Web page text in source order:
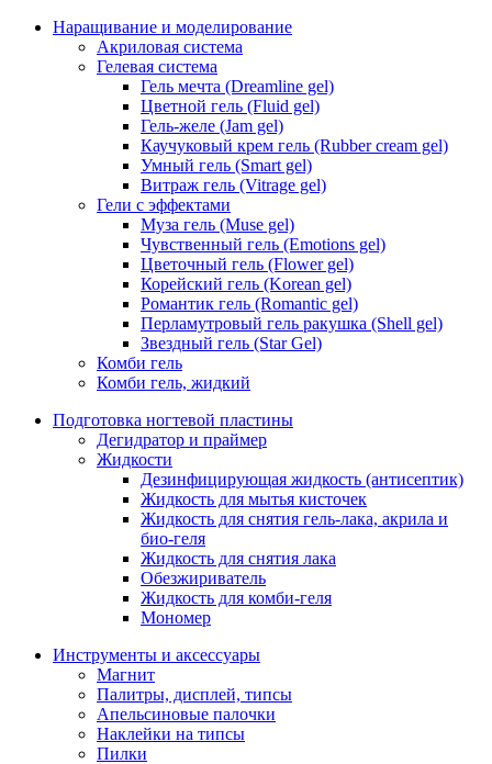
Наращивание и моделирование
Акриловая система
Гелевая система
Гель мечта (Dreamline gel)
Цветной гель (Fluid gel)
Гель-желе (Jam gel)
Каучуковый крем гель (Rubber cream gel)
Умный гель (Smart gel)
Витраж гель (Vitrage gel)
Гели с эффектами
Муза гель (Muse gel)
Чувственный гель (Emotions gel)
Цветочный гель (Flower gel)
Корейский гель (Korean gel)
Романтик гель (Romantic gel)
Перламутровый гель ракушка (Shell gel)
Звездный гель (Star Gel)
Комби гель
Комби гель, жидкий
Подготовка ногтевой пластины
Дегидратор и праймер
Жидкости
Дезинфицирующая жидкость (антисептик)
Жидкость для мытья кисточек
Жидкость для снятия гель-лака, акрила и
био-геля
Жидкость для снятия лака
Обезжириватель
Жидкость для комби-геля
Мономер
Инструменты и аксессуары
Магнит
Палитры, дисплей, типсы
Апельсиновые палочки
Наклейки на типсы
Пилки